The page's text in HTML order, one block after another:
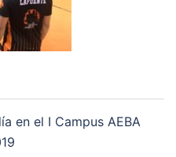
en el I Campus AEBA